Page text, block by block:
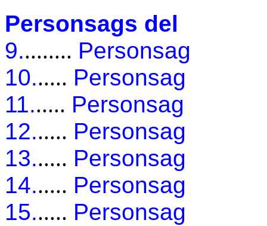
Personsags del
9......... Personsag
10...... Personsag
11...... Personsag
12...... Personsag
13...... Personsag
14...... Personsag
15...... Personsag